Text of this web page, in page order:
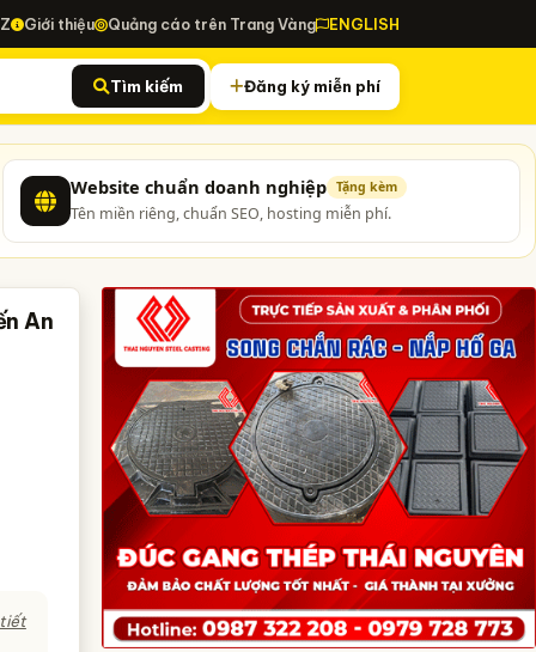
Giới thiệu Quảng cáo trên Trang Vàng ENGLISH
Tìm kiếm Đăng ký miễn phí
Website chuẩn doanh nghiệp Tặng kèm
Tên miền riêng, chuẩn SEO, hosting miễn phí.
An
tiết